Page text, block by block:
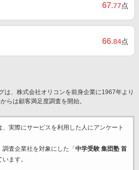
67.77点
66.84点
は、株式会社オリコンを前身企業に1967年より
らは顧客満足度調査を開始。
実際にサービスを利用した 人にアンケート
調査企業社を対象にした「 中学受験 集団塾 首
ます。